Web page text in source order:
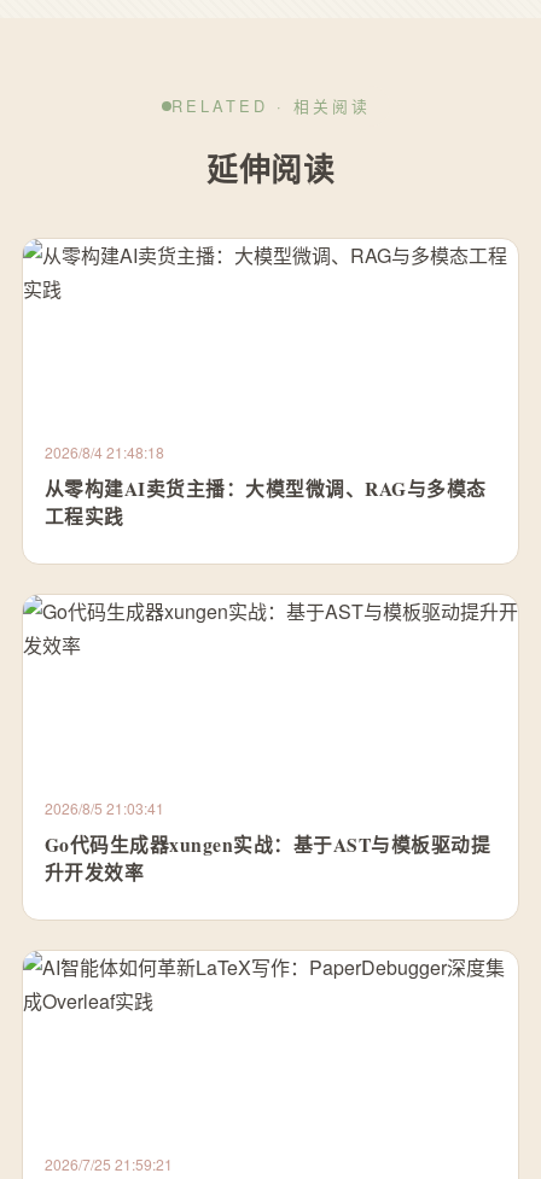
RELATED · 相关阅读
延伸阅读
2026/8/4 21:48:18
从零构建AI卖货主播：大模型微调、RAG与多模态
工程实践
2026/8/5 21:03:41
Go代码生成器xungen实战：基于AST与模板驱动提
升开发效率
2026/7/25 21:59:21